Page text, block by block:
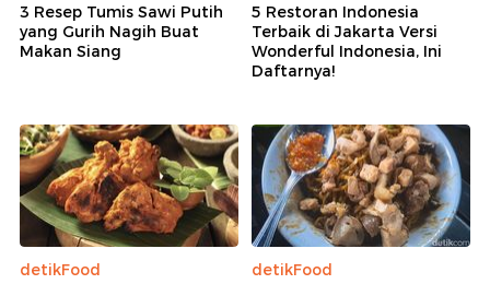
3 Resep Tumis Sawi Putih
yang Gurih Nagih Buat
Makan Siang
5 Restoran Indonesia
Terbaik di Jakarta Versi
Wonderful Indonesia, Ini
Daftarnya!
detikFood
detikFood